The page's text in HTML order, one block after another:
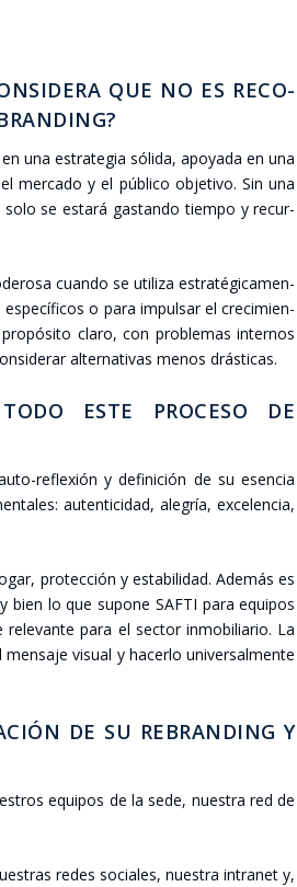
QUE NO ES RECO­
una estra­te­gia sóli­da, apo­ya­da en una
mer­ca­do y el públi­co obje­ti­vo. Sin una
se esta­rá gas­tan­do tiem­po y recur­
cuan­do se uti­li­za estra­té­gi­ca­men­
o para impul­sar el cre­ci­mien­
cla­ro, con pro­ble­mas inter­nos
alter­na­ti­vas menos drás­ti­cas.
ESTE PRO­CE­SO DE
refle­xión y defi­ni­ción de su esen­cia
auten­ti­ci­dad, ale­gría, exce­len­cia,
pro­tec­ción y esta­bi­li­dad. Ade­más es
lo que supo­ne SAF­TI para equi­pos
para el sec­tor inmo­bi­lia­rio. La
visual y hacer­lo uni­ver­sal­men­te
DE SU REBRAN­DING Y
equi­pos de la sede, nues­tra red de
redes socia­les, nues­tra intra­net y,